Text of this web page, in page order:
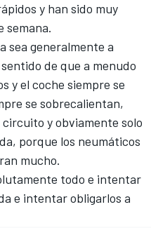
y han sido muy
semana.
sea generalmente a
de que a menudo
y el coche siempre se
se sobrecalientan,
y obviamente solo
porque los neumáticos
mucho.
todo e intentar
e intentar obligarlos a